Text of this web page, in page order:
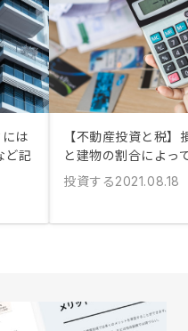
は
ど記
【不動産投資と税
と建物の割合によっ
投資する2021.08.18